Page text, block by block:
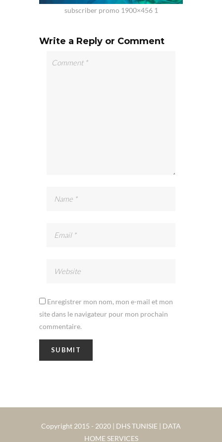
subscriber promo 1900×456 1
Write a Reply or Comment
Enregistrer mon nom, mon e-mail et mon
site dans le navigateur pour mon prochain
commentaire.
Copyright 2015 - 2020 | DHS TUNISIE | DATA
HOME SERVICES